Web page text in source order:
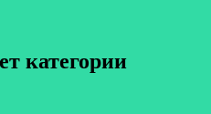
категории